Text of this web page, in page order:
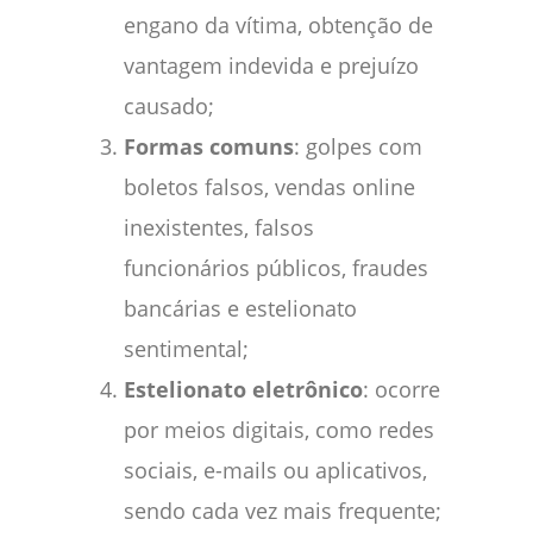
engano da vítima, obtenção de
vantagem indevida e prejuízo
causado;
Formas comuns: golpes com
boletos falsos, vendas online
inexistentes, falsos
funcionários públicos, fraudes
bancárias e estelionato
sentimental;
Estelionato eletrônico: ocorre
por meios digitais, como redes
sociais, e-mails ou aplicativos,
sendo cada vez mais frequente;